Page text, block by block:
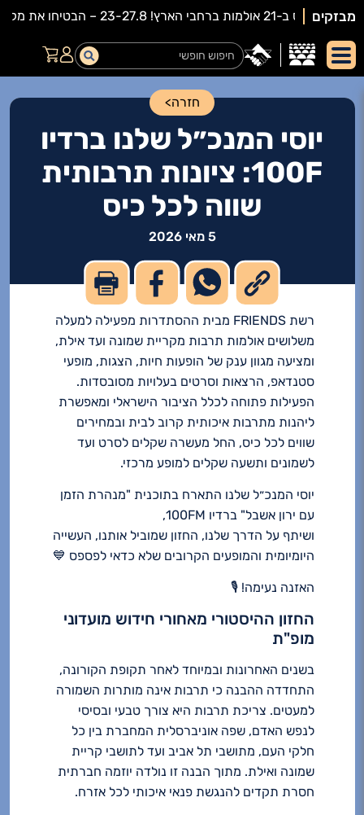
מבזקים
חזרה>
יוסי המנכ״ל שלנו ברדיו
100F: ציונות תרבותית
שווה לכל כיס
5 מאי 2026
רשת FRIENDS מבית ההסתדרות מפעילה למעלה
משלושים אולמות תרבות מקריית שמונה ועד אילת,
ומציעה מגוון ענק של הופעות חיות, הצגות, מופעי
סטנדאפ, הרצאות וסרטים בעלויות מסובסדות.
הפעילות פתוחה לכלל הציבור הישראלי ומאפשרת
ליהנות מתרבות איכותית קרוב לבית ובמחירים
שווים לכל כיס, החל מעשרה שקלים לסרט ועד
לשמונים ותשעה שקלים למופע מרכזי.
יוסי המנכ״ל שלנו התארח בתוכנית "מנהרת הזמן
עם ירון אשבל" ברדיו 100FM,
ושיתף על הדרך שלנו, החזון שמוביל אותנו, העשייה
היומיומית והמופעים הקרובים שלא כדאי לפספס 💙
האזנה נעימה! 🎙️
החזון ההיסטורי מאחורי חידוש מועדוני
מופ"ת
בשנים האחרונות ובמיוחד לאחר תקופת הקורונה,
התחדדה ההבנה כי תרבות אינה מותרות השמורה
למעטים. צריכת תרבות היא צורך טבעי ובסיסי
לנפש האדם, שפה אוניברסלית המחברת בין כל
חלקי העם, מתושבי תל אביב ועד לתושבי קריית
שמונה ואילת. מתוך הבנה זו נולדה יוזמה חברתית
חסרת תקדים להנגשת פנאי איכותי לכל אזרח.